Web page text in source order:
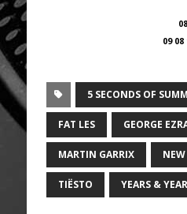
09
5 SECONDS OF
FAT LES GEORGE
MARTIN GARRIX
TIËSTO YEARS &